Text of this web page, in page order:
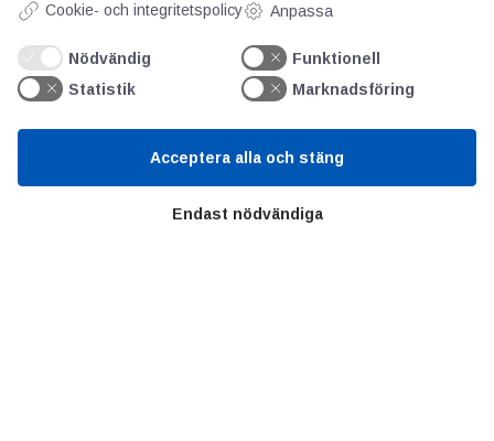
webbplats i denna webbläsare till nästa gång
jag skriver en kommentar.
Cookie- och integritetspolicy Anpassa
Nödvändig
Funktionell
Statistik
Marknadsföring
Endast nödvändiga
Acceptera alla och stäng